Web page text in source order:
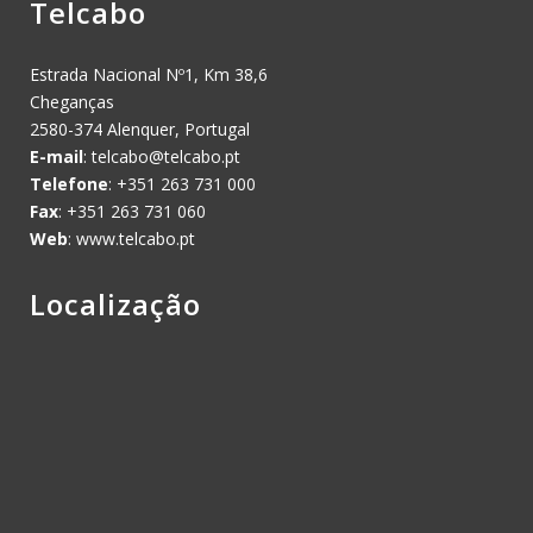
Telcabo
Estrada Nacional Nº1, Km 38,6
Cheganças
2580-374 Alenquer, Portugal
E-mail:telcabo@telcabo.pt
Telefone: +351 263 731 000
Fax: +351 263 731 060
Web: www.telcabo.pt
Localização